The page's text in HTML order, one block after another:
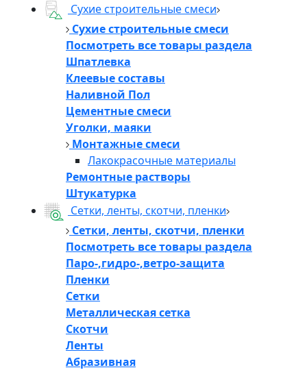
Сухие строительные смеси
Сухие строительные смеси
Посмотреть все товары раздела
Шпатлевка
Клеевые составы
Наливной Пол
Цементные смеси
Уголки, маяки
Монтажные смеси
Лакокрасочные материалы
Ремонтные растворы
Штукатурка
Сетки, ленты, скотчи, пленки
Сетки, ленты, скотчи, пленки
Посмотреть все товары раздела
Паро-,гидро-,ветро-защита
Пленки
Сетки
Металлическая сетка
Скотчи
Ленты
Абразивная